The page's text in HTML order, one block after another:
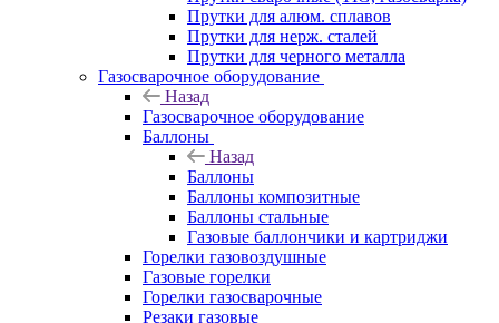
Прутки для алюм. сплавов
Прутки для нерж. сталей
Прутки для черного металла
Газосварочное оборудование
Назад
Газосварочное оборудование
Баллоны
Назад
Баллоны
Баллоны композитные
Баллоны стальные
Газовые баллончики и картриджи
Горелки газовоздушные
Газовые горелки
Горелки газосварочные
Резаки газовые